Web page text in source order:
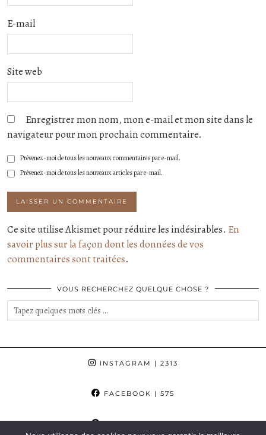
E-mail
Site web
Enregistrer mon nom, mon e-mail et mon site dans le
navigateur pour mon prochain commentaire.
Prévenez-moi de tous les nouveaux commentaires par e-mail.
Prévenez-moi de tous les nouveaux articles par e-mail.
Ce site utilise Akismet pour réduire les indésirables. En
savoir plus sur la façon dont les données de vos
commentaires sont traitées.
VOUS RECHERCHEZ QUELQUE CHOSE ?
INSTAGRAM | 2313
FACEBOOK | 575